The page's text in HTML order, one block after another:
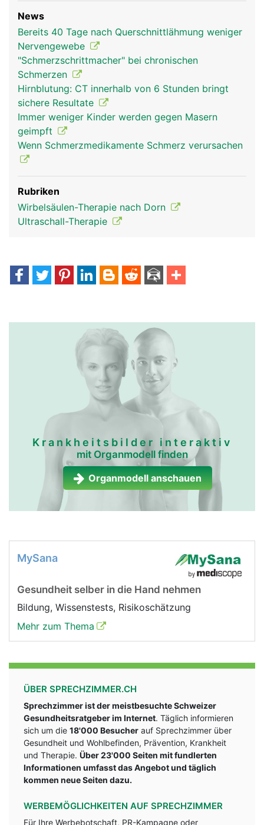
News
Bereits 40 Tage nach Querschnittlähmung weniger
Nervengewebe
"Schmerzschrittmacher" bei chronischen
Schmerzen
Hirnblutung: CT innerhalb von 6 Stunden bringt
sichere Resultate
Immer weniger Kinder werden gegen Masern
geimpft
Wenn Schmerzmedikamente Schmerz verursachen
Rubriken
Wirbelsäulen-Therapie nach Dorn
Ultraschall-Therapie
Krankheitsbilder interaktiv
mit Organmodell finden
Organmodell anschauen
MySana
Gesundheit selber in die Hand nehmen
Bildung, Wissenstests, Risikoschätzung
Mehr zum Thema
ÜBER SPRECHZIMMER.CH
Sprechzimmer ist der meistbesuchte Schweizer
Gesundheitsratgeber im Internet. Täglich informieren
sich um die 18'000 Besucher auf Sprechzimmer über
Gesundheit und Wohlbefinden, Prävention, Krankheit
und Therapie. Über 23'000 Seiten mit fundlerten
Informationen umfasst das Angebot und täglich
kommen neue Seiten dazu.
WERBEMÖGLICHKEITEN AUF SPRECHZIMMER
Für Ihre Werbebotschaft, PR-Kampagne oder